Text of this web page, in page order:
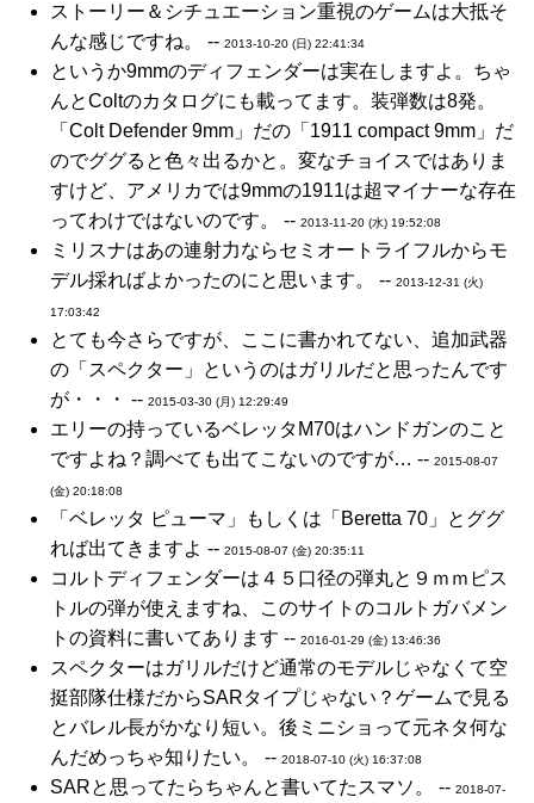
ストーリー＆シチュエーション重視のゲームは大抵そ
んな感じですね。 -- 2013-10-20 (日) 22:41:34
というか9mmのディフェンダーは実在しますよ。ちゃ
んとColtのカタログにも載ってます。装弾数は8発。
「Colt Defender 9mm」だの「1911 compact 9mm」だ
のでググると色々出るかと。変なチョイスではありま
すけど、アメリカでは9mmの1911は超マイナーな存在
ってわけではないのです。 -- 2013-11-20 (水) 19:52:08
ミリスナはあの連射力ならセミオートライフルからモ
デル採ればよかったのにと思います。 -- 2013-12-31 (火)
17:03:42
とても今さらですが、ここに書かれてない、追加武器
の「スペクター」というのはガリルだと思ったんです
が・・・ -- 2015-03-30 (月) 12:29:49
エリーの持っているベレッタM70はハンドガンのこと
ですよね？調べても出てこないのですが… -- 2015-08-07
(金) 20:18:08
「ベレッタ ピューマ」もしくは「Beretta 70」とググ
れば出てきますよ -- 2015-08-07 (金) 20:35:11
コルトディフェンダーは４５口径の弾丸と９ｍｍピス
トルの弾が使えますね、このサイトのコルトガバメン
トの資料に書いてあります -- 2016-01-29 (金) 13:46:36
スペクターはガリルだけど通常のモデルじゃなくて空
挺部隊仕様だからSARタイプじゃない？ゲームで見る
とバレル長がかなり短い。後ミニショって元ネタ何な
んだめっちゃ知りたい。 -- 2018-07-10 (火) 16:37:08
SARと思ってたらちゃんと書いてたスマソ。 -- 2018-07-